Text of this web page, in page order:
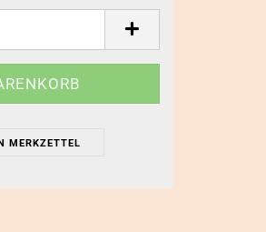
Schlüsselringe
Bänder Meterware
Zubehör
MERKZETTEL